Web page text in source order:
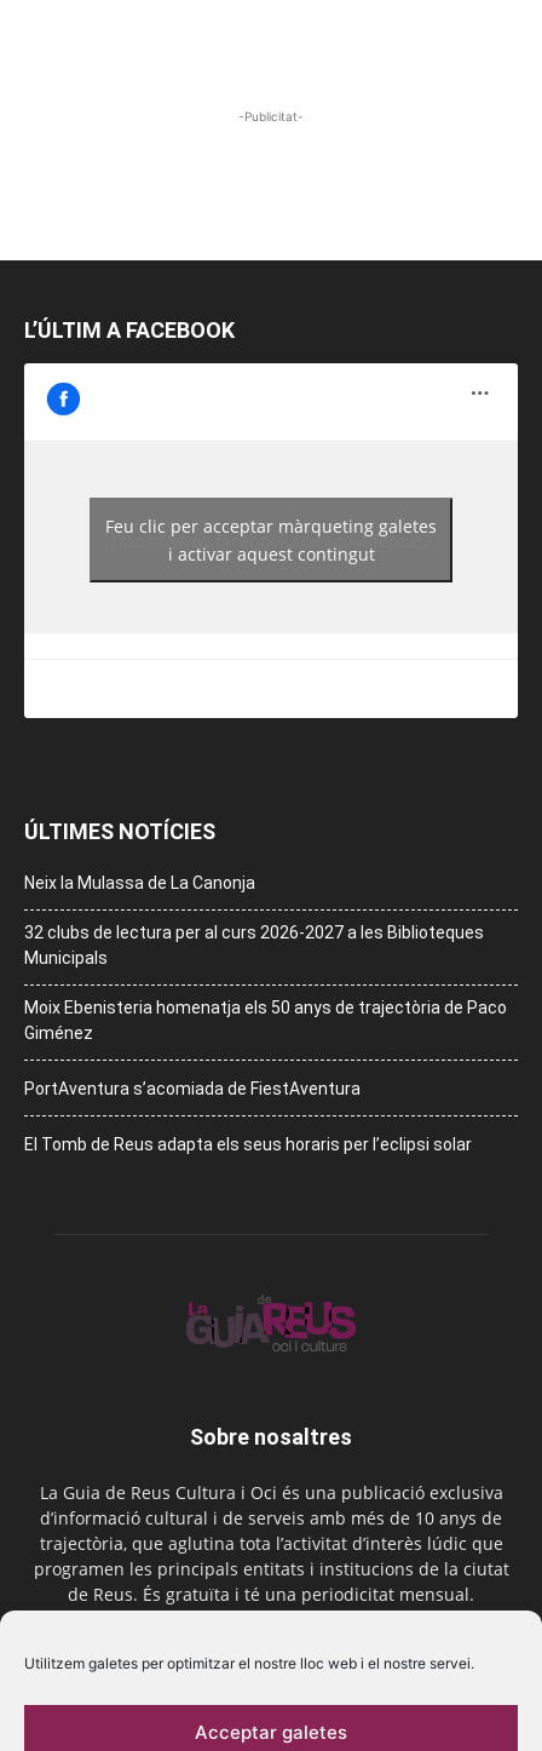
Utilitzem galetes per optimitzar el nostre lloc web i el nostre servei.
Acceptar galetes
-Publicitat-
L’ÚLTIM A FACEBOOK
https://www.facebook.com/guiadereus/
Feu clic per acceptar màrqueting galetes
i activar aquest contingut
ÚLTIMES NOTÍCIES
Neix la Mulassa de La Canonja
32 clubs de lectura per al curs 2026-2027 a les Biblioteques
Municipals
Moix Ebenisteria homenatja els 50 anys de trajectòria de Paco
Giménez
PortAventura s’acomiada de FiestAventura
El Tomb de Reus adapta els seus horaris per l’eclipsi solar
Sobre nosaltres
La Guia de Reus Cultura i Oci és una publicació exclusiva
d’informació cultural i de serveis amb més de 10 anys de
trajectòria, que aglutina tota l’activitat d’interès lúdic que
programen les principals entitats i institucions de la ciutat
de Reus. És gratuïta i té una periodicitat mensual.
Segueix-nos